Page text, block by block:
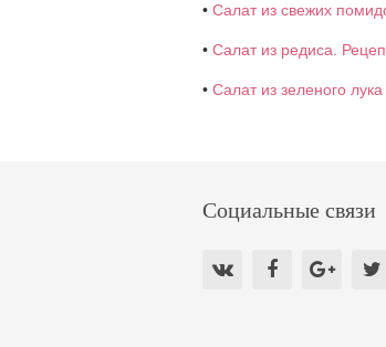
• Салат из свежих
• Салат из редиса.
• Салат из зеленого
Социальные связи